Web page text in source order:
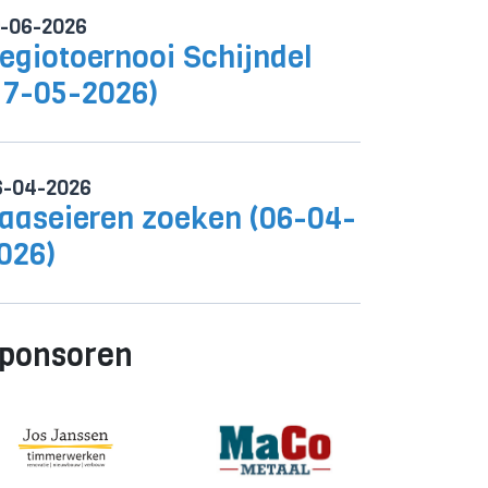
06-2026
Schijndel
05-2026)
04-2026
zoeken (06-04-